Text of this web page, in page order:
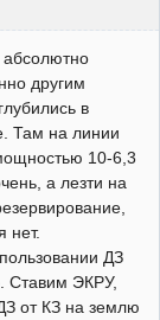
абсолютно
другим
в
Там на линии
10-6,3
а лезти на
нет.
ДЗ
Ставим ЭКРУ,
от КЗ на землю